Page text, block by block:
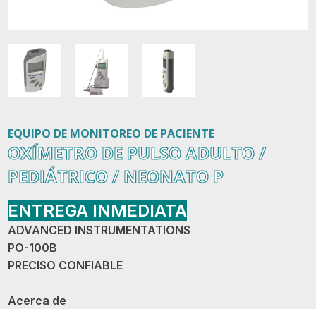
EQUIPO DE MONITOREO DE PACIENTE
OXÍMETRO DE PULSO ADULTO /
PEDIÁTRICO / NEONATO P
ENTREGA INMEDIATA
ADVANCED INSTRUMENTATIONS
PO-100B
PRECISO CONFIABLE
Acerca de